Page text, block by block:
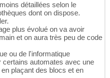
détaillées selon le
dont on dispose.
plus évolué on va avoir
et on aura très peu de code
ou de l'informatique
certains automates avec une
plaçant des blocs et en